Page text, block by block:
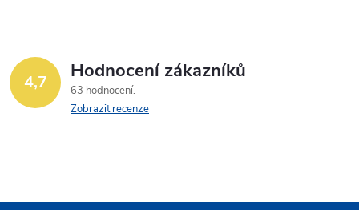
4,7 Hodnocení zákazníků
63 hodnocení
Zobrazit recenze